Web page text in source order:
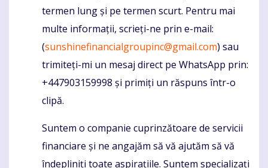
termen lung și pe termen scurt. Pentru mai
multe informații, scrieți-ne prin e-mail:
(sunshinefinancialgroupinc@gmail.com) sau
trimiteți-mi un mesaj direct pe WhatsApp prin:
+447903159998 și primiți un răspuns într-o
clipă.
Suntem o companie cuprinzătoare de servicii
financiare și ne angajăm să vă ajutăm să vă
îndepliniți toate aspirațiile. Suntem specializați